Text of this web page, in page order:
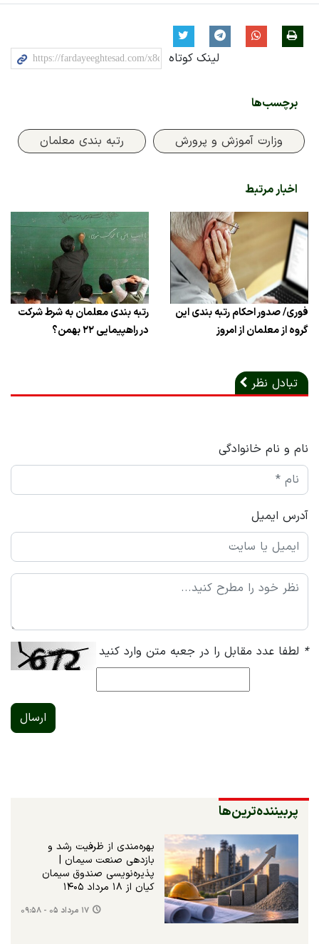
لینک کوتاه
برچسب‌ها
وزارت آموزش و پرورش رتبه بندی معلمان
اخبار مرتبط
فوری/ صدور احکام رتبه بندی این
گروه از معلمان از امروز
رتبه بندی معلمان به شرط شرکت
در راهپیمایی ۲۲ بهمن؟
تبادل نظر
نام و نام خانوادگی
آدرس ایمیل
* لطفا عدد مقابل را در جعبه متن وارد کنید
ارسال
پربیننده‌ترین‌ها
بهره‌مندی از ظرفیت رشد و
بازدهی صنعت سیمان |
پذیره‌نویسی صندوق سیمان
کیان از ۱۸ مرداد ۱۴۰۵
۱۷ مرداد ۰۵ - ۰۹:۵۸